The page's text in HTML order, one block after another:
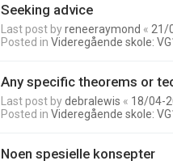
Seeking advice
Last post byreneeraymond « 21/
Posted in Videregående skole:
Any specific theorems or
Last post bydebralewis « 18/04-
Posted in Videregående skole:
Noen spesielle konsepter